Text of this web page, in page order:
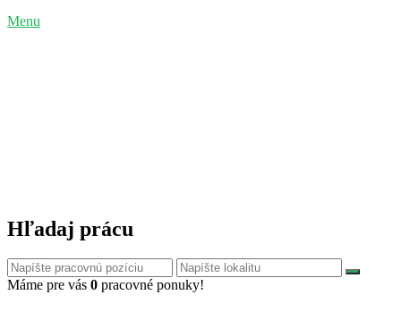
Menu
Hľadaj prácu
Máme pre vás 0 pracovné ponuky!